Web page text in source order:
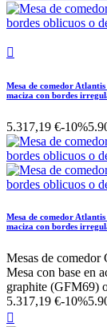

Mesa de comedor
maciza con bordes
5.317,19 €-10%
Mesa de comedor
maciza con bordes
Mesas de comedor
Mesa con base en
graphite (GFM69)
5.317,19 €-10%
